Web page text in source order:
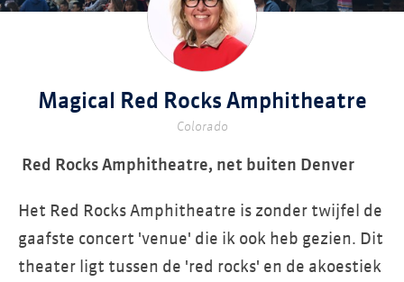
Magical Red Rocks Amphitheatre
Colorado
Red Rocks Amphitheatre, net buiten Denver
Het Red Rocks Amphitheatre is zonder twijfel de
gaafste concert 'venue' die ik ook heb gezien. Dit
theater ligt tussen de 'red rocks' en de akoestiek